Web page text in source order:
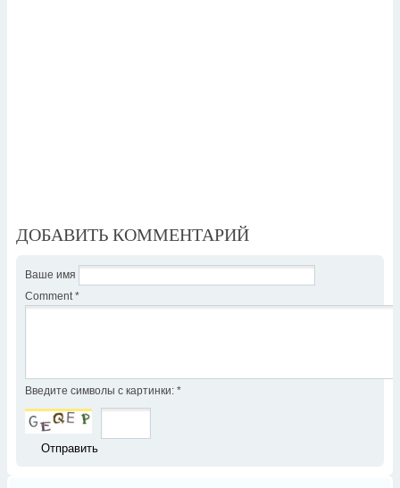
ДОБАВИТЬ КОММЕНТАРИЙ
Ваше имя
Comment *
Введите символы с картинки: *